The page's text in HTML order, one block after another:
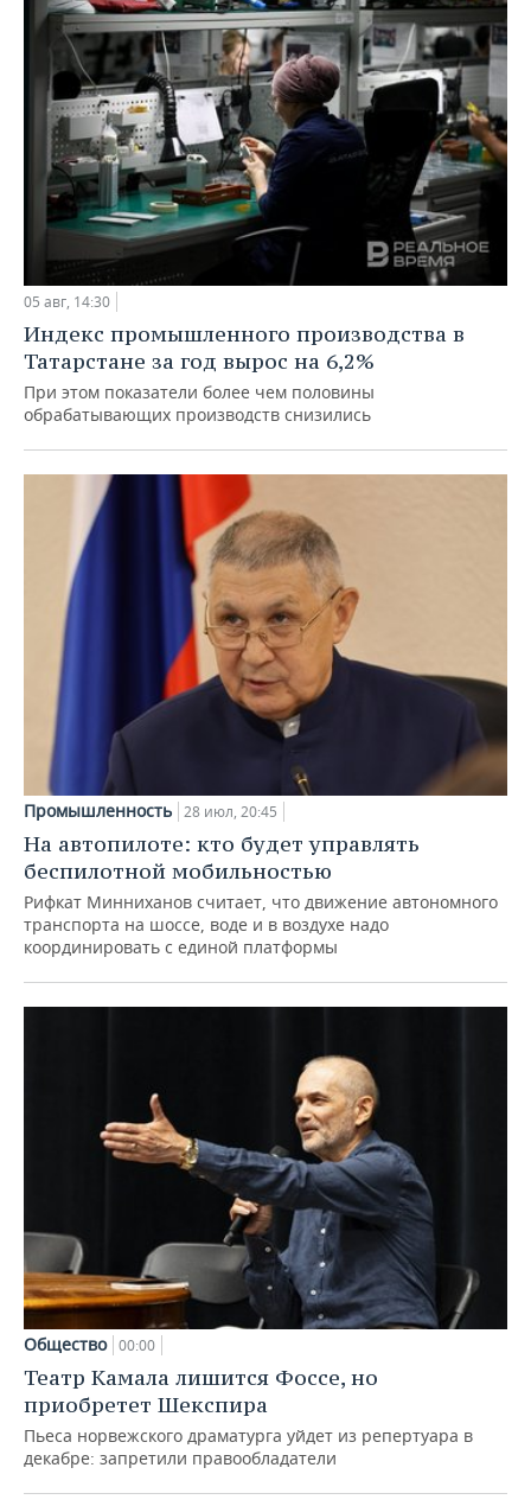
05 авг, 14:30
Индекс промышленного производства в
Татарстане за год вырос на 6,2%
При этом показатели более чем половины
обрабатывающих производств снизились
Промышленность 28 июл, 20:45
На автопилоте: кто будет управлять
беспилотной мобильностью
Рифкат Минниханов считает, что движение автономного
транспорта на шоссе, воде и в воздухе надо
координировать с единой платформы
Общество 00:00
Театр Камала лишится Фоссе, но
приобретет Шекспира
Пьеса норвежского драматурга уйдет из репертуара в
декабре: запретили правообладатели